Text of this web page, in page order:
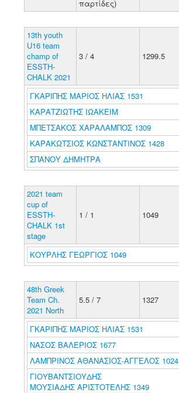
παρτίδες)
13th youth
U16 team
champ of
ESSTH-
CHALK 2021
3 / 4 1299.5
ΓΚΑΡΙΠΗΣ ΜΑΡΙΟΣ ΗΛΙΑΣ 1531
ΚΑΡΑΤΖΙΩΤΗΣ ΙΩΑΚΕΙΜ
ΜΠΕΤΣΑΚΟΣ ΧΑΡΑΛΑΜΠΟΣ 1309
ΚΑΡΑΚΩΤΣΙΟΣ ΚΩΝΣΤΑΝΤΙΝΟΣ 1428
ΣΠΑΝΟΥ ΔΗΜΗΤΡΑ
2021 team
cup of
ESSTH-
CHALK 1st
stage
1 / 1 1049
ΚΟΥΡΛΗΣ ΓΕΩΡΓΙΟΣ 1049
48th Greek
Team Ch.
2021 North
5.5 / 7 1327
ΓΚΑΡΙΠΗΣ ΜΑΡΙΟΣ ΗΛΙΑΣ 1531
ΝΑΣΟΣ ΒΑΛΕΡΙΟΣ 1677
ΛΑΜΠΡΙΝΟΣ ΑΘΑΝΑΣΙΟΣ-ΑΓΓΕΛΟΣ 1024
ΓΙΟΥΒΑΝΤΣΙΟΥΔΗΣ
ΜΟΥΣΙΑΔΗΣ ΑΡΙΣΤΟΤΕΛΗΣ 1349